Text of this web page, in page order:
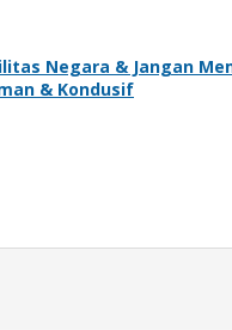
Negara & Jangan
& Kondusif